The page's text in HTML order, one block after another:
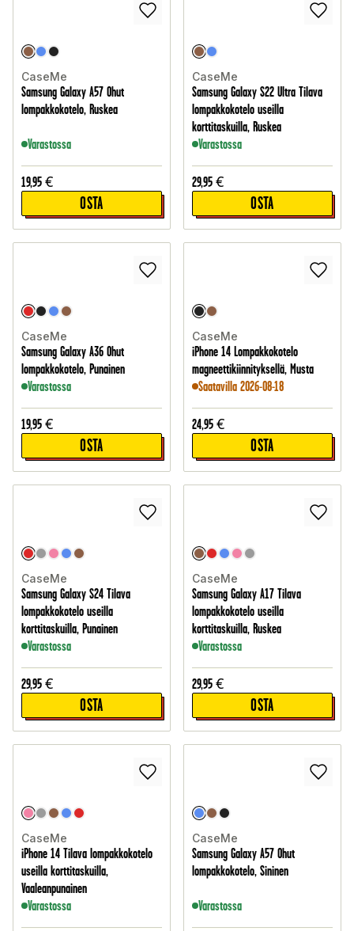
CaseMe
Samsung Galaxy A57 Ohut
lompakkokotelo, Ruskea
Varastossa
19,95 €
OSTA
CaseMe
Samsung Galaxy S22 Ultra Tilava
lompakkokotelo useilla
korttitaskuilla, Ruskea
Varastossa
29,95 €
OSTA
CaseMe
Samsung Galaxy A36 Ohut
lompakkokotelo, Punainen
Varastossa
19,95 €
OSTA
CaseMe
iPhone 14 Lompakkokotelo
magneettikiinnityksellä, Musta
Saatavilla 2026-08-18
24,95 €
OSTA
CaseMe
Samsung Galaxy S24 Tilava
lompakkokotelo useilla
korttitaskuilla, Punainen
Varastossa
29,95 €
OSTA
CaseMe
Samsung Galaxy A17 Tilava
lompakkokotelo useilla
korttitaskuilla, Ruskea
Varastossa
29,95 €
OSTA
CaseMe
iPhone 14 Tilava lompakkokotelo
useilla korttitaskuilla,
Vaaleanpunainen
Varastossa
CaseMe
Samsung Galaxy A57 Ohut
lompakkokotelo, Sininen
Varastossa